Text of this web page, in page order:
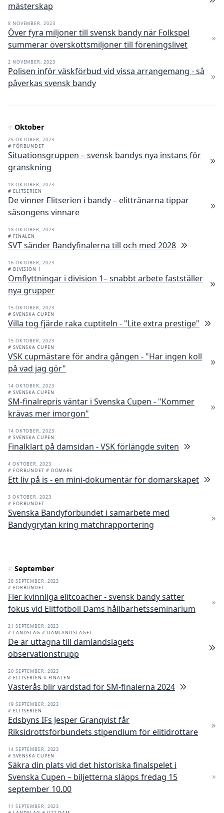
mästerskap
8 NOVEMBER, 2023
Över fyra miljoner till svensk bandy när Folkspel
summerar överskottsmiljoner till föreningslivet
2 NOVEMBER, 2023
Polisen inför väskförbud vid vissa arrangemang - så
påverkas svensk bandy
# Oktober
25 OKTOBER, 2023
# FÖRBUNDET
Situationsgruppen – svensk bandys nya instans för
granskning
18 OKTOBER, 2023
# ELITSERIEN
De vinner Elitserien i bandy – elittränarna tippar
säsongens vinnare
18 OKTOBER, 2023
# FINALEN
SVT sänder Bandyfinalerna till och med 2028
16 OKTOBER, 2023
# DIVISION 1
Omflyttningar i division 1– snabbt arbete fastställer
nya grupper
15 OKTOBER, 2023
# SVENSKA CUPEN
Villa tog fjärde raka cuptiteln - "Lite extra prestige"
15 OKTOBER, 2023
# SVENSKA CUPEN
VSK cupmästare för andra gången - "Har ingen koll
på vad jag gör"
14 OKTOBER, 2023
# SVENSKA CUPEN
SM-finalrepris väntar i Svenska Cupen - "Kommer
krävas mer imorgon"
14 OKTOBER, 2023
# SVENSKA CUPEN
Finalklart på damsidan - VSK förlängde sviten
4 OKTOBER, 2023
# FÖRBUNDET # DOMARE
Ett liv på is - en mini-dokumentär för domarskapet
3 OKTOBER, 2023
# FÖRBUNDET
Svenska Bandyförbundet i samarbete med
Bandygrytan kring matchrapportering
# September
28 SEPTEMBER, 2023
# FÖRBUNDET
Fler kvinnliga elitcoacher - svensk bandy sätter
fokus vid Elitfotboll Dams hållbarhetsseminarium
21 SEPTEMBER, 2023
# LANDSLAG # DAMLANDSLAGET
De är uttagna till damlandslagets
observationstrupp
20 SEPTEMBER, 2023
# ELITSERIEN # FINALEN
Västerås blir värdstad för SM-finalerna 2024
19 SEPTEMBER, 2023
# ELITSERIEN
Edsbyns IFs Jesper Granqvist får
Riksidrottsförbundets stipendium för elitidrottare
14 SEPTEMBER, 2023
# SVENSKA CUPEN
Säkra din plats vid det historiska finalspelet i
Svenska Cupen – biljetterna släpps fredag 15
september 10.00
11 SEPTEMBER, 2023